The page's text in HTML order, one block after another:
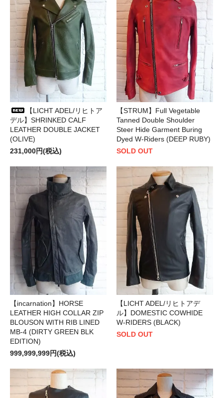
【LICHT ADEL/リヒトア
デル】SHRINKED CALF
LEATHER DOUBLE JACKET
(OLIVE)
231,000円(税込)
【STRUM】Full Vegetable
Tanned Double Shoulder
Steer Hide Garment Buring
Dyed W-Riders (DEEP RUBY)
SOLD OUT
【incarnation】HORSE
LEATHER HIGH COLLAR ZIP
BLOUSON WITH RIB LINED
MB-4 (DIRTY GREEN BLK
EDITION)
999,999,999円(税込)
【LICHT ADEL/リヒトアデ
ル】DOMESTIC COWHIDE
W-RIDERS (BLACK)
SOLD OUT